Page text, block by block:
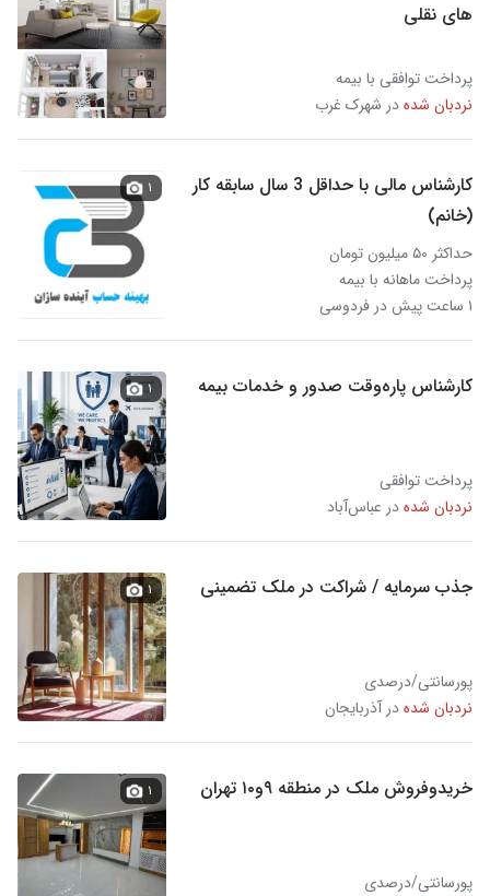
های نقلی
پرداخت توافقی با بیمه
نردبان شدهدر شهرک غرب
کارشناس مالی با حداقل 3 سال سابقه کار
(خانم)
حداکثر ۵۰ میلیون تومان
پرداخت ماهانه با بیمه
۱ ساعت پیش در فردوسی
۱
کارشناس پاره‌وقت صدور و خدمات بیمه
پرداخت توافقی
نردبان شدهدر عباس‌آباد
۱
جذب سرمایه / شراکت در ملک تضمینی
پورسانتی/درصدی
نردبان شدهدر آذربایجان
۱
خریدوفروش ملک در منطقه ۹و۱۰ تهران
پورسانتی/درصدی
۱